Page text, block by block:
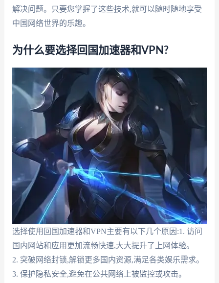
解决问题。只要您掌握了这些技术,就可以随时随地享受
中国网络世界的乐趣。
为什么要选择回国加速器和VPN?
选择使用回国加速器和VPN主要有以下几个原因:1. 访问
国内网站和应用更加流畅快速,大大提升了上网体验。
2. 突破网络封锁,解锁更多国内资源,满足各类娱乐需求。
3. 保护隐私安全,避免在公共网络上被监控或攻击。